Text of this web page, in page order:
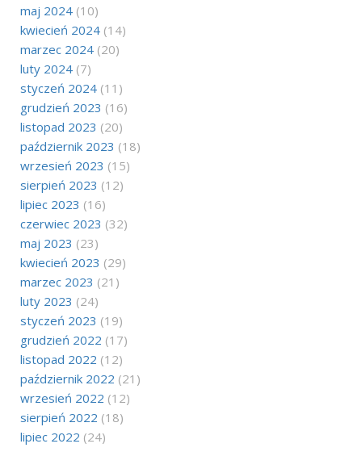
maj 2024 (10)
kwiecień 2024 (14)
marzec 2024 (20)
luty 2024 (7)
styczeń 2024 (11)
grudzień 2023 (16)
listopad 2023 (20)
październik 2023 (18)
wrzesień 2023 (15)
sierpień 2023 (12)
lipiec 2023 (16)
czerwiec 2023 (32)
maj 2023 (23)
kwiecień 2023 (29)
marzec 2023 (21)
luty 2023 (24)
styczeń 2023 (19)
grudzień 2022 (17)
listopad 2022 (12)
październik 2022 (21)
wrzesień 2022 (12)
sierpień 2022 (18)
lipiec 2022 (24)